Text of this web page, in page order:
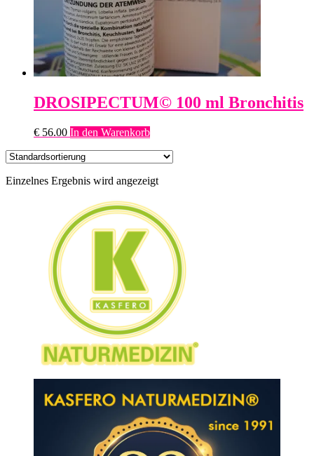
DROSIPECTUM© 100 ml Bronchitis
€ 56.00 In den Warenkorb
Einzelnes Ergebnis wird angezeigt